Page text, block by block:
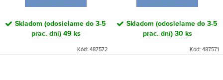
Skladom (odosielame do 3-5
prac. dní)49 ks
Kód: 487572
Skladom (odosielame do 3-5
prac. dní)30 ks
Kód: 487571